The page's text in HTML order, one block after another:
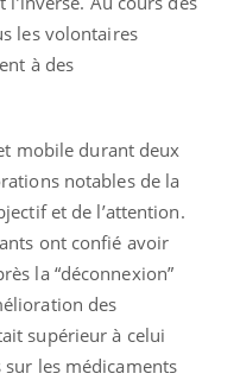
les volontaires
à des
mobile durant deux
notables de la
et de l’attention.
ont confié avoir
la “déconnexion”
des
supérieur à celui
les médicaments